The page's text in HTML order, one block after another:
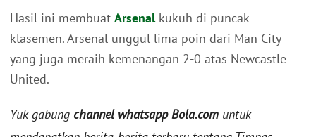
Hasil ini membuat Arsenal kukuh di puncak
klasemen. Arsenal unggul lima poin dari Man City
yang juga meraih kemenangan 2-0 atas Newcastle
United.
Yuk gabung channel whatsapp Bola.com untuk